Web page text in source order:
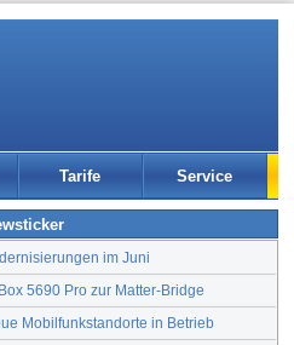
Tarife Service
im Juni
5690 Pro zur Matter-Bridge
Mobilfunkstandorte in Betrieb